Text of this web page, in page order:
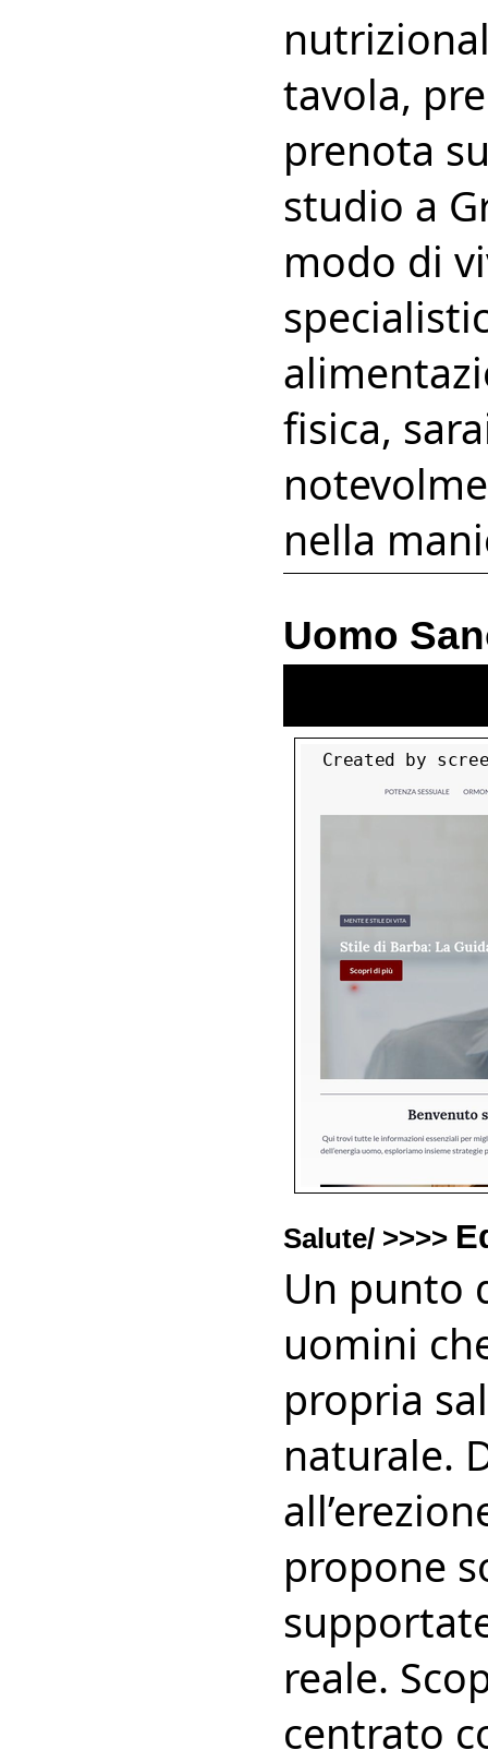
tavola,
prenota
studio a
modo di
fisica,
nella
Uomo
Salute/ >>>>
Un punto
uomini
propria
naturale.
propone
reale.
centrato